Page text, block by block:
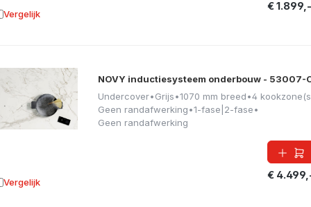
€ 1.899,-
Vergelijk aan vergelijking
NOVY inductiesysteem onderbouw - 53007-
Undercover•Grijs•1070 mm breed•4
Geen randafwerking•1-fase|2-fase•
Geen randafwerking
€
Vergelijk aan vergelijking